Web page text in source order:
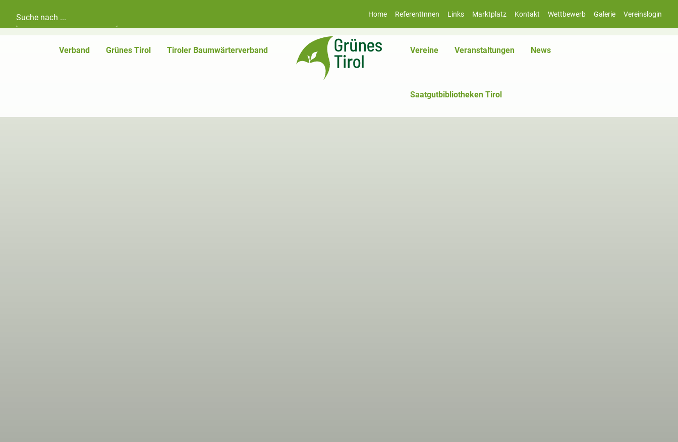
Home ReferentInnen Links Marktplatz Kontakt Wettbewerb Galerie Vereinslogin
Verband Grünes Tirol Tiroler Baumwärterverband Vereine Veranstaltungen News
Saatgutbibliotheken Tirol